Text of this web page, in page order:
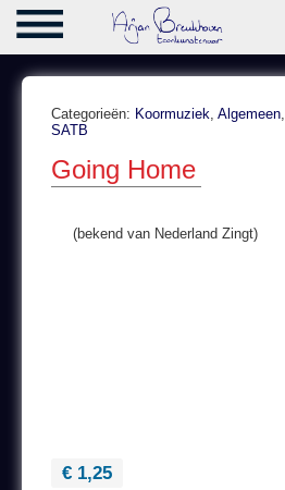
Categorieën: Koormuziek, Algemeen,
SATB
Going Home
(bekend van Nederland Zingt)
€ 1,25